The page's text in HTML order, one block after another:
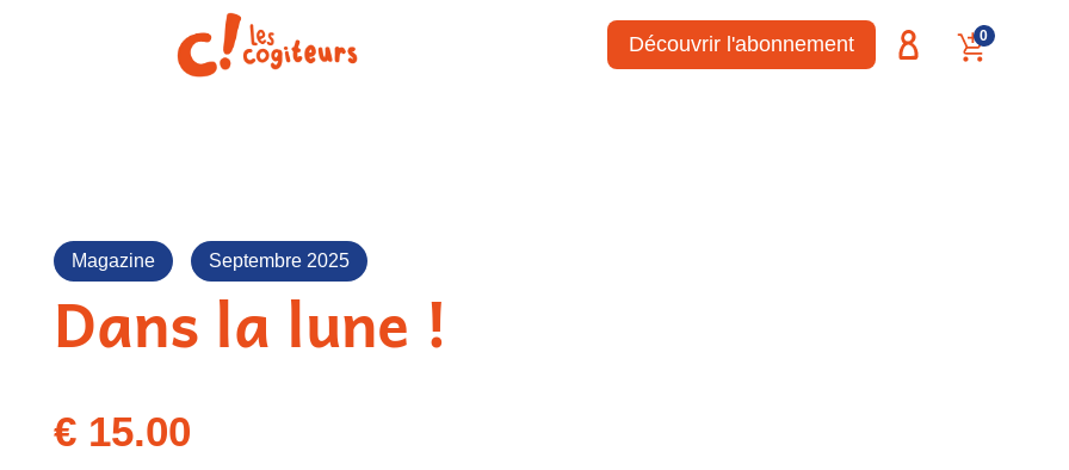
Découvrir l'abonnement 0
Magazine Septembre 2025
Dans la lune !
€15.00